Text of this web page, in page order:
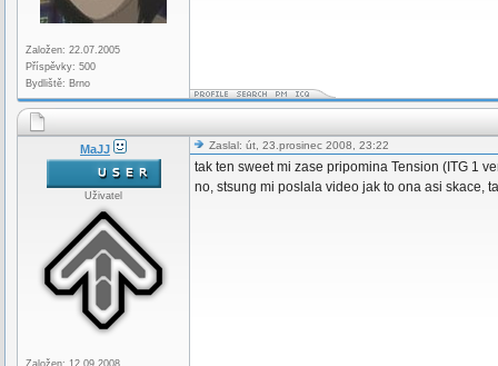
Založen: 22.07.2005
Příspěvky: 500
Bydliště: Brno
MaJJ
Uživatel
Založen: 12.09.2008
Zaslal: út, 23.prosinec 2008, 23:22
tak ten sweet mi zase pripomina Tension (ITG 1
no, stsung mi poslala video jak to ona asi skace,